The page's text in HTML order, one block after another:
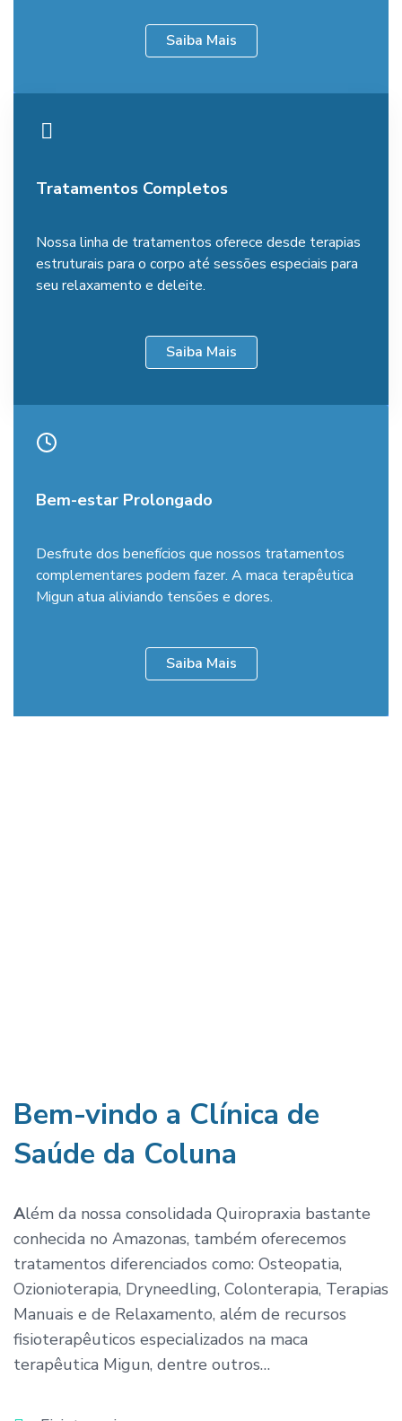
Saiba Mais
Tratamentos Completos
Nossa linha de trata­mentos oferece desde terapias
estru­turais para o corpo até sessões especiais para
seu relaxa­mento e deleite.
Saiba Mais
Bem-estar Prolongado
Desfrute dos benefícios que nossos tratamentos
comple­mentares podem fazer. A maca tera­pêutica
Migun atua aliviando tensões e dores.
Saiba Mais
Bem-vindo a Clínica de
Saúde da Coluna
Além da nossa consolidada Quiropraxia bastante
conhecida no Amazonas, também oferecemos
tratamentos diferenciados como: Osteopatia,
Ozionioterapia, Dryneedling, Colonterapia, Terapias
Manuais e de Relaxamento, além de recursos
fisioterapêuticos especializados na maca
terapêutica Migun, dentre outros…